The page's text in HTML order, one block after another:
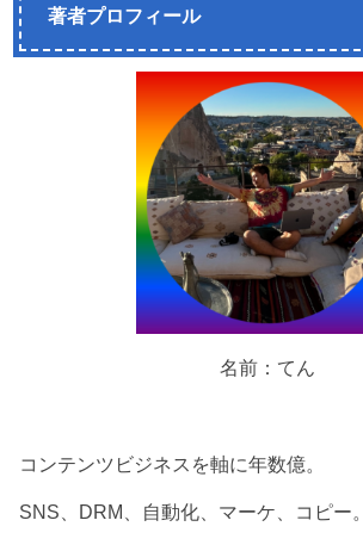
著者プロフィール
名前：てん
コンテンツビジネスを軸に年数億。
SNS、DRM、自動化、マーケ、コピー。